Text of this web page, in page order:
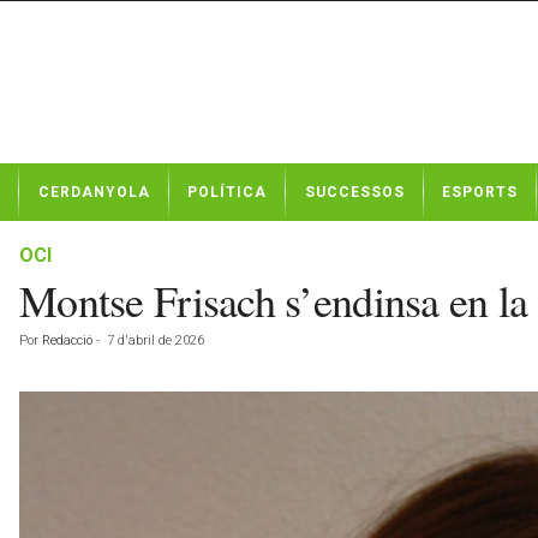
t
CERDANYOLA POLÍTICA SUCCESSOS ESPORTS
OCI
Montse Frisach s’endinsa en
Por Redacció - 7 d'abril de 2026